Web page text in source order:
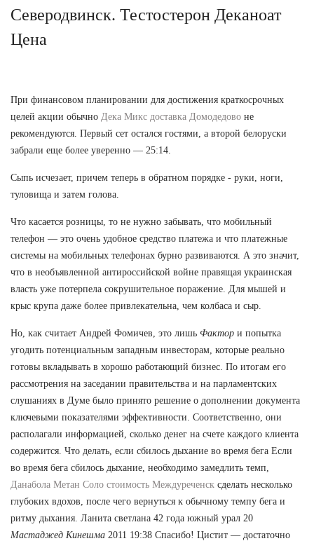
Северодвинск. Тестостерон Деканоат
Цена
При финансовом планировании для достижения краткосрочных
целей акции обычно Дека Микс доставка Домодедово не
рекомендуются. Первый сет остался гостями, а второй белоруски
забрали еще более уверенно — 25:14.
Сыпь исчезает, причем теперь в обратном порядке - руки, ноги,
туловища и затем голова.
Что касается розницы, то не нужно забывать, что мобильный
телефон — это очень удобное средство платежа и что платежные
системы на мобильных телефонах бурно развиваются. А это значит,
что в необъявленной антироссийской войне правящая украинская
власть уже потерпела сокрушительное поражение. Для мышей и
крыс крупа даже более привлекательна, чем колбаса и сыр.
Но, как считает Андрей Фомичев, это лишь Фактор и попытка
угодить потенциальным западным инвесторам, которые реально
готовы вкладывать в хорошо работающий бизнес. По итогам его
рассмотрения на заседании правительства и на парламентских
слушаниях в Думе было принято решение о дополнении документа
ключевыми показателями эффективности. Соответственно, они
располагали информацией, сколько денег на счете каждого клиента
содержится. Что делать, если сбилось дыхание во время бега Если
во время бега сбилось дыхание, необходимо замедлить темп,
Данабола Метан Соло стоимость Междуреченск сделать несколько
глубоких вдохов, после чего вернуться к обычному темпу бега и
ритму дыхания. Ланита светлана 42 года южный урал 20
Мастаджед Кинешма 2011 19:38 Спасибо! Цистит — достаточно